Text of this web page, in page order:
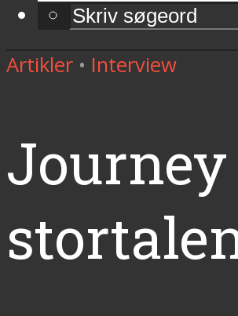
Artikler • Interview